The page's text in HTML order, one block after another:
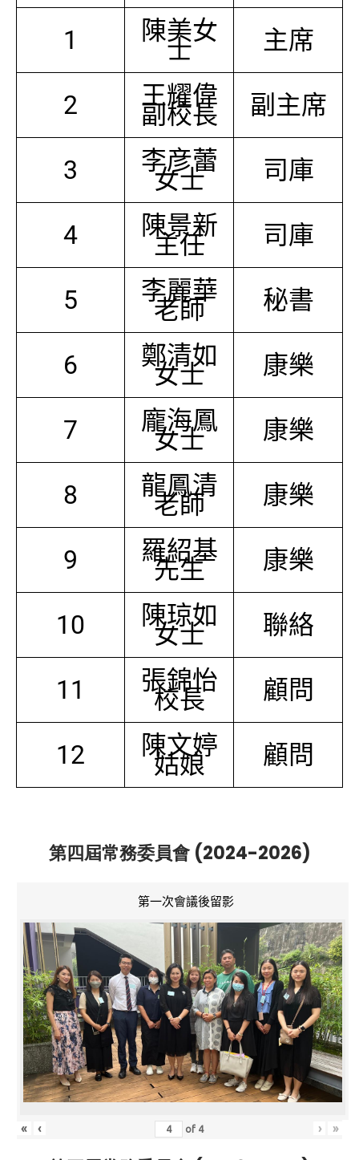
1
陳美女
士 主席
2 王耀偉
副校長 副主席
3 李彦蕾
女士 司庫
4 陳景新
主任 司庫
5 李麗華
老師 秘書
6 鄭清如
女士 康樂
7 龐海鳳
女士 康樂
8 龍鳳清
老師 康樂
9 羅紹基
先生 康樂
10 陳琼如
女士 聯絡
11 張錦怡
校長 顧問
12 陳文婷
姑娘 顧問
第四屆常務委員會 (2024-2026)
第一次會議後留影
« ‹ of 4 › »